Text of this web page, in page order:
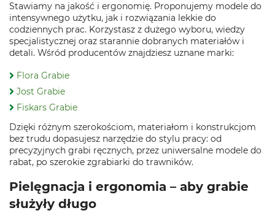
Stawiamy na jakość i ergonomię. Proponujemy modele do
intensywnego użytku, jak i rozwiązania lekkie do
codziennych prac. Korzystasz z dużego wyboru, wiedzy
specjalistycznej oraz starannie dobranych materiałów i
detali. Wśród producentów znajdziesz uznane marki:
Flora Grabie
Jost Grabie
Fiskars Grabie
Dzięki różnym szerokościom, materiałom i konstrukcjom
bez trudu dopasujesz narzędzie do stylu pracy: od
precyzyjnych grabi ręcznych, przez uniwersalne modele do
rabat, po szerokie zgrabiarki do trawników.
Pielęgnacja i ergonomia – aby grabie
służyły długo